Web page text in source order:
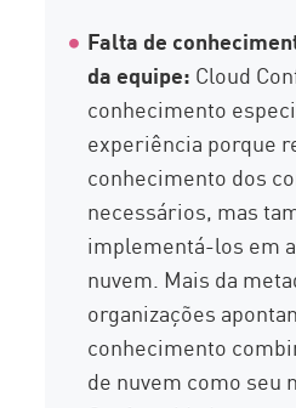
Falta de
da equipe: Cloud
conhecimento
experiência porque
conhecimento dos
necessários, mas
implementá-los em
nuvem. Mais da
organizações
conhecimento
de nuvem como seu